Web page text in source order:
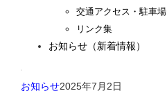
交通アクセス・駐車場
リンク集
お知らせ（新着情報）
お知らせ2025年7月2日